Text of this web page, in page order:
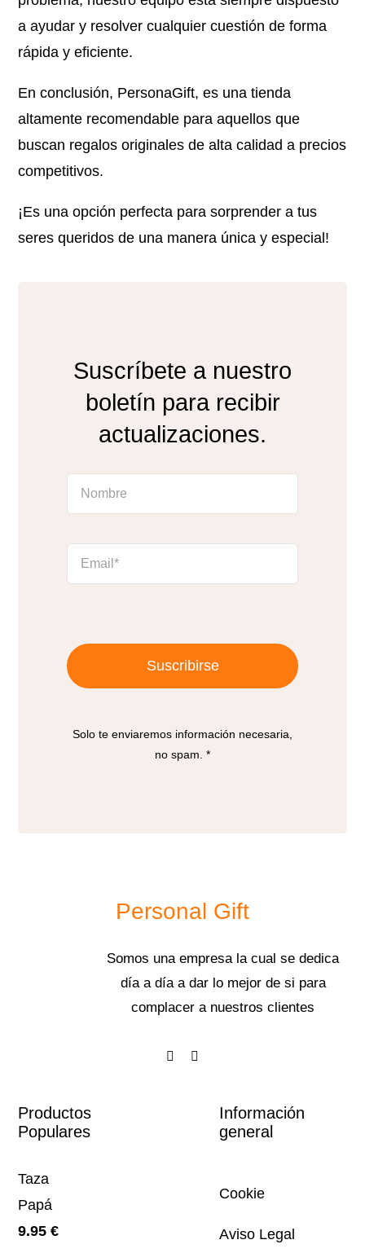
a ayudar y resolver cualquier cuestión de forma
rápida y eficiente.
En conclusión, PersonaGift, es una tienda
altamente recomendable para aquellos que
buscan regalos originales de alta calidad a precios
competitivos.
¡Es una opción perfecta para sorprender a tus
seres queridos de una manera única y especial!
Suscríbete a nuestro
boletín para recibir
actualizaciones.
Suscribirse
Solo te enviaremos información necesaria,
no spam. *
Personal Gift
Somos una empresa la cual se dedica
día a día a dar lo mejor de si para
complacer a nuestros clientes
Productos
Populares
Taza
Papá
9.95€
Información
general
Cookie
Aviso Legal